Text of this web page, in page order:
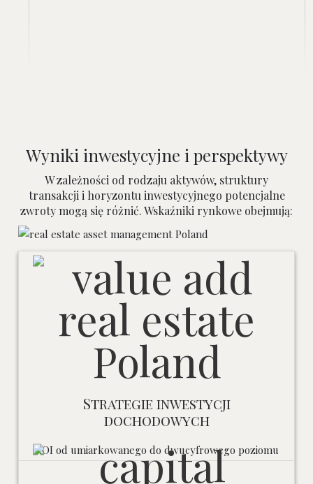
Wyniki inwestycyjne i perspektywy
W zależności od rodzaju aktywów, struktury
transakcji i horyzontu inwestycyjnego potencjalne
zwroty mogą się różnić. Wskaźniki rynkowe obejmują:
Strategie inwestycji
dochodowych
ROI od umiarkowanego do dwucyfrowego poziomu